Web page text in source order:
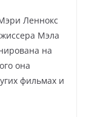
Леннокс
Мэла
на
она
фильмах и